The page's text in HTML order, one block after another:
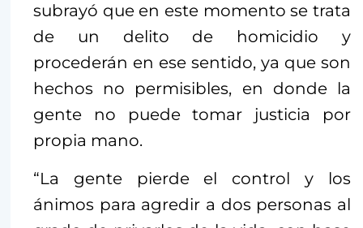
subrayó que en este momento se trata
de un delito de homicidio y
procederán en ese sentido, ya que son
hechos no permisibles, en donde la
gente no puede tomar justicia por
propia mano.
“La gente pierde el control y los
ánimos para agredir a dos personas al